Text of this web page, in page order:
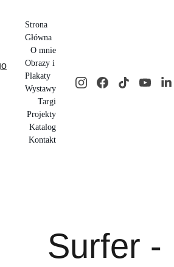
Strona
Główna
O mnie
Obrazy i
Plakaty
Wystawy
Targi
Projekty
Katalog
Kontakt
Surfer -